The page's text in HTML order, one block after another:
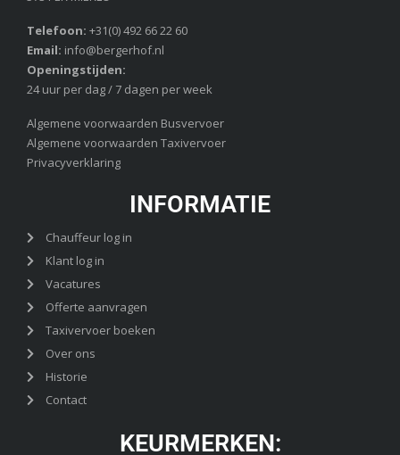
Telefoon: +31(0) 492 66 22 60
Email: info@bergerhof.nl
Openingstijden:
24 uur per dag / 7 dagen per week
Algemene voorwaarden Busvervoer
Algemene voorwaarden Taxivervoer
Privacyverklaring
INFORMATIE
Chauffeur log in
Klant log in
Vacatures
Offerte aanvragen
Taxivervoer boeken
Over ons
Historie
Contact
KEURMERKEN: